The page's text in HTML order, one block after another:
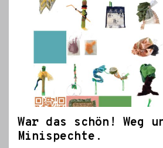
War das schön! Weg
Minispechte.